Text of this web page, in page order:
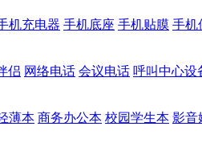
机充电器 手机底座 手机贴膜 手机
侣 网络电话 会议电话 呼叫中心设
薄本 商务办公本 校园学生本 影音